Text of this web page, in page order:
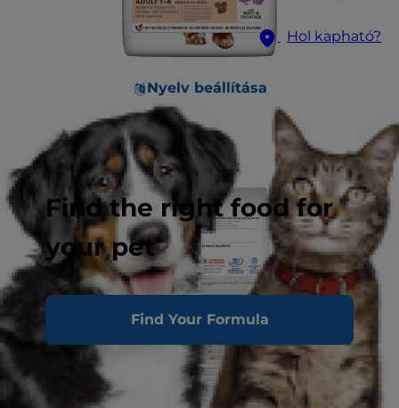
Hol kapható?
Nyelv beállítása
Find the right food for
your pet
Find Your Formula